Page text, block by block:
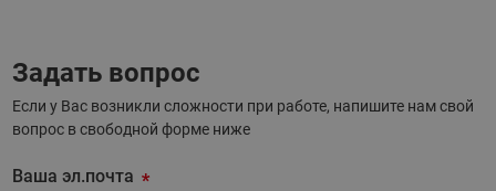
Задать вопрос
Если у Вас возникли сложности при работе, напишите нам свой
вопрос в свободной форме ниже
Ваша эл.почта